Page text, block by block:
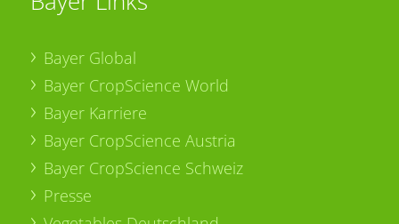
Bayer Global
Bayer CropScience World
Bayer Karriere
Bayer CropScience Austria
Bayer CropScience Schweiz
Presse